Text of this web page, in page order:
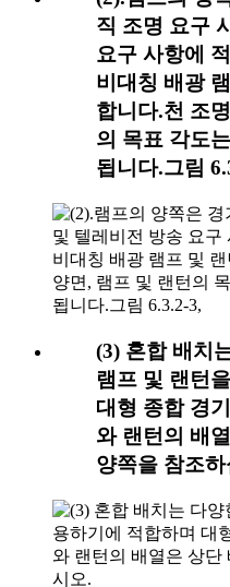
직 조명 요구
요구 사항에
비대칭 배광
합니다.천 조
의 목표 각도
됩니다.그림
(3) 혼합 배치
램프 및 랜턴
대형 종합 경
와 랜턴의 배
양쪽을 참조